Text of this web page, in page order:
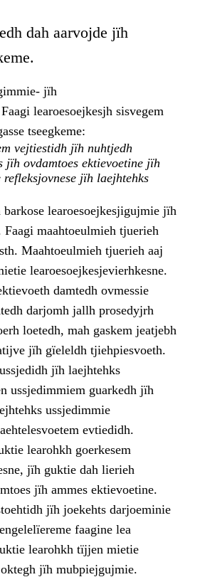
dah aarvojde jïh
jïh
learoesoejkesjh sisvegem
tseegkeme:
vejtiestidh jïh nuhtjedh
jïh ovdamtoes ektievoetine jïh
jïh laejhtehks
barkose learoesoejkesjigujmie jïh
maahtoeulmieh tjuerieh
Maahtoeulmieh tjuerieh aaj
learoesoejkesjevierhkesne.
damtedh ovmessie
darjomh jallh prosedyjrh
loetedh, mah gaskem jeatjebh
jïh gïeleldh tjiehpiesvoeth.
jïh laejhtehks
ussjedimmiem guarkedh jïh
ussjedimmie
evtiedidh.
learohkh goerkesem
jïh guktie dah lierieh
jïh ammes ektievoetine.
jïh joekehts darjoeminie
faagine lea
learohkh tïjjen mietie
jïh mubpiejgujmie.